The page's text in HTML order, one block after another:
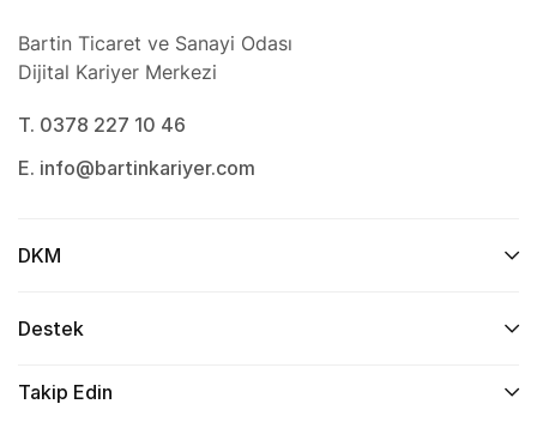
Bartin Ticaret ve Sanayi Odası
Dijital Kariyer Merkezi
T. 0378 227 10 46
E. info@bartinkariyer.com
DKM
Destek
Takip Edin